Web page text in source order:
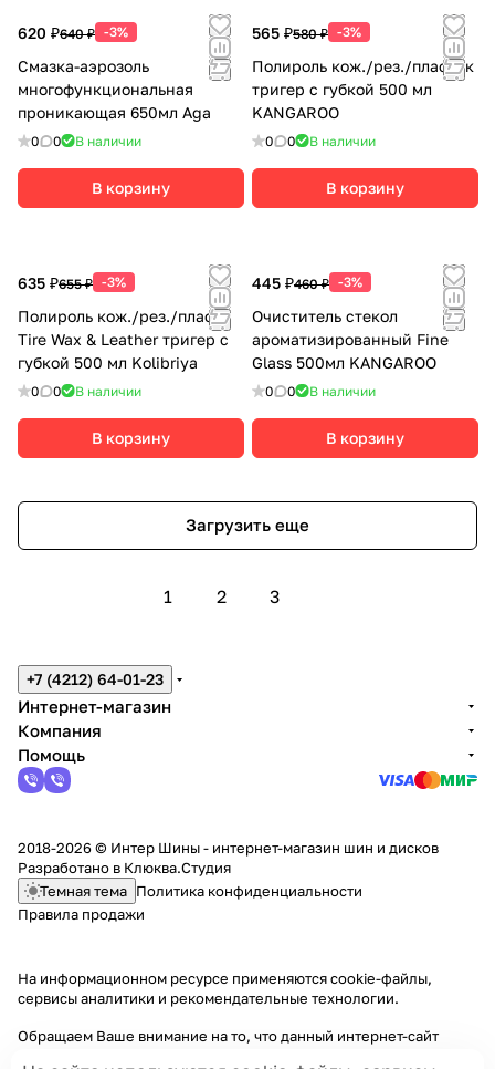
620 ₽640 ₽ -3%
Смазка-аэрозоль
многофункциональная
проникающая 650мл Aga
0 0 В наличии
В корзину
565 ₽580 ₽ -3%
Полироль кож./рез./пластик
тригер с губкой 500 мл
KANGAROO
0 0 В наличии
В корзину
635 ₽655 ₽ -3%
Полироль кож./рез./пласт.
Tire Wax & Leather тригер с
губкой 500 мл Kolibriya
0 0 В наличии
В корзину
445 ₽460 ₽ -3%
Очиститель стекол
ароматизированный Fine
Glass 500мл KANGAROO
0 0 В наличии
В корзину
Загрузить еще
1 2 3
+7 (4212) 64-01-23
Интернет-магазин
Компания
Помощь
2018-2026 © Интер Шины - интернет-магазин шин и дисков
Разработано в Клюква.Студия
Темная тема Политика конфиденциальности
Правила продажи
На информационном ресурсе применяютсяcookie-файлы,
сервисы аналитики и рекомендательные технологии.
Обращаем Ваше внимание на то, что данный интернет-сайт